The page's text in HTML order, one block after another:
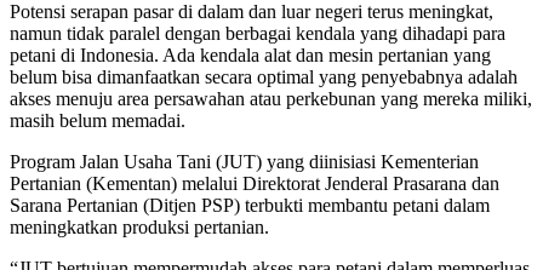
Potensi serapan pasar di dalam dan luar negeri terus meningkat,
namun tidak paralel dengan berbagai kendala yang dihadapi para
petani di Indonesia. Ada kendala alat dan mesin pertanian yang
belum bisa dimanfaatkan secara optimal yang penyebabnya adalah
akses menuju area persawahan atau perkebunan yang mereka miliki,
masih belum memadai.
Program Jalan Usaha Tani (JUT) yang diinisiasi Kementerian
Pertanian (Kementan) melalui Direktorat Jenderal Prasarana dan
Sarana Pertanian (Ditjen PSP) terbukti membantu petani dalam
meningkatkan produksi pertanian.